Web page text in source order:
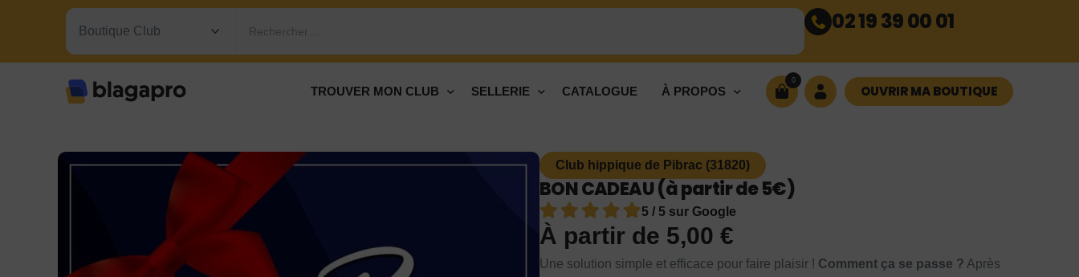
Rechercher… 02 19 39 00 01
TROUVER MON CLUB SELLERIE CATALOGUE À PROPOS
0
OUVRIR MA BOUTIQUE
Club hippique de Pibrac (31820)
BON CADEAU (à partir de 5€)
5 / 5 sur Google
À partir de 5,00 €
Une solution simple et efficace pour faire plaisir ! Comment ça se passe ? Après